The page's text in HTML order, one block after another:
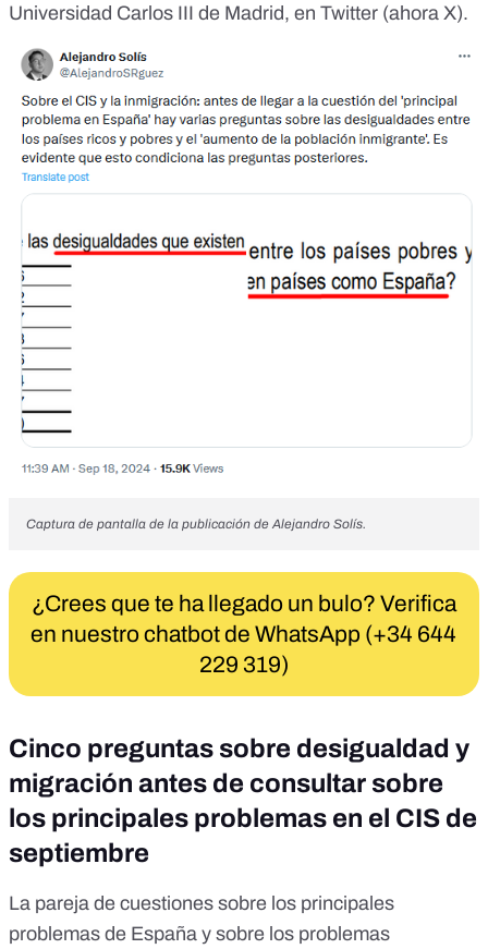
Universidad Carlos III de Madrid, en Twitter (ahora X).
Captura de pantalla de la publicación de Alejandro Solís.
¿Crees que te ha llegado un bulo? Verifica
en nuestro chatbot de WhatsApp (+34 644
229 319)
Cinco preguntas sobre desigualdad y
migración antes de consultar sobre
los principales problemas en el CIS de
septiembre
La pareja de cuestiones sobre los principales
problemas de España y sobre los problemas